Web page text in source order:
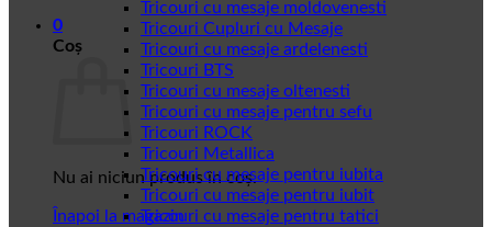
0
Coș
Nu ai niciun produs în coș.
Înapoi la magazin
Tricouri cu mesaje moldovenesti
Tricouri Cupluri cu Mesaje
Tricouri cu mesaje ardelenesti
Tricouri BTS
Tricouri cu mesaje oltenesti
Tricouri cu mesaje pentru sefu
Tricouri ROCK
Tricouri Metallica
Tricouri cu mesaje pentru iubita
Tricouri cu mesaje pentru iubit
Tricouri cu mesaje pentru tatici